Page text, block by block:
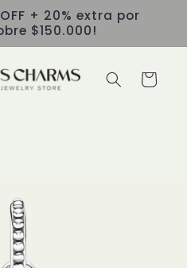
+ 20% extra por
$150.000!
Carrito